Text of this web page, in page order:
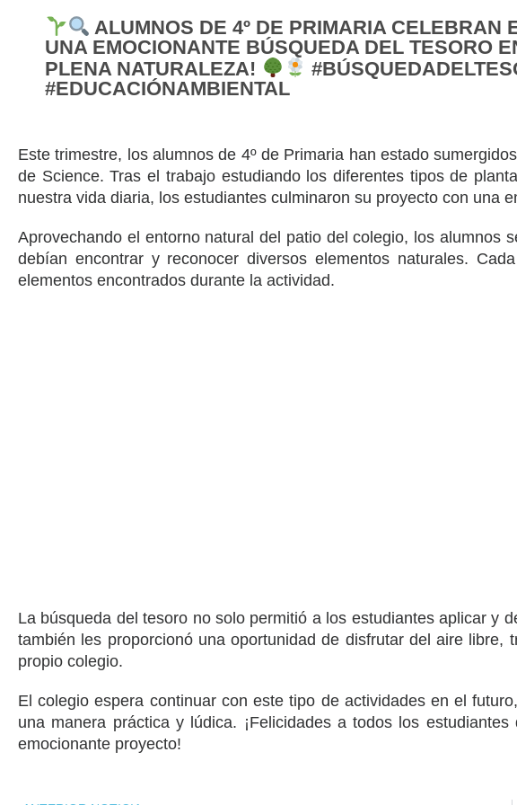
ALUMNOS DE 4º DE PRIMARIA CELEBRAN
UNA EMOCIONANTE BÚSQUEDA DEL TESORO
PLENA NATURALEZA!
#EDUCACIÓNAMBIENTAL
Este trimestre, los alumnos de 4º de Primaria han estado
de Science. Tras el trabajo estudiando los diferentes tipos de
nuestra vida diaria, los estudiantes culminaron su proyecto con una
Aprovechando el entorno natural del patio del colegio, los alumnos
debían encontrar y reconocer diversos elementos naturales.
elementos encontrados durante la actividad.
La búsqueda del tesoro no solo permitió a los estudiantes aplicar y
también les proporcionó una oportunidad de disfrutar del aire
propio colegio.
El colegio espera continuar con este tipo de actividades en el
una manera práctica y lúdica. ¡Felicidades a todos los
emocionante proyecto!